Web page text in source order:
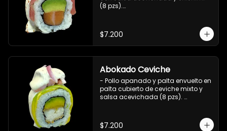
(8 pzs).
$7.200
Abokado Ceviche
- Pollo apanado y palta envuelto en
palta cubierto de ceviche mixto y
salsa acevichada (8 pzs).
$7.200